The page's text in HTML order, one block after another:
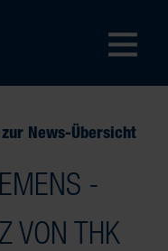
News-Übersicht
-
VON THK